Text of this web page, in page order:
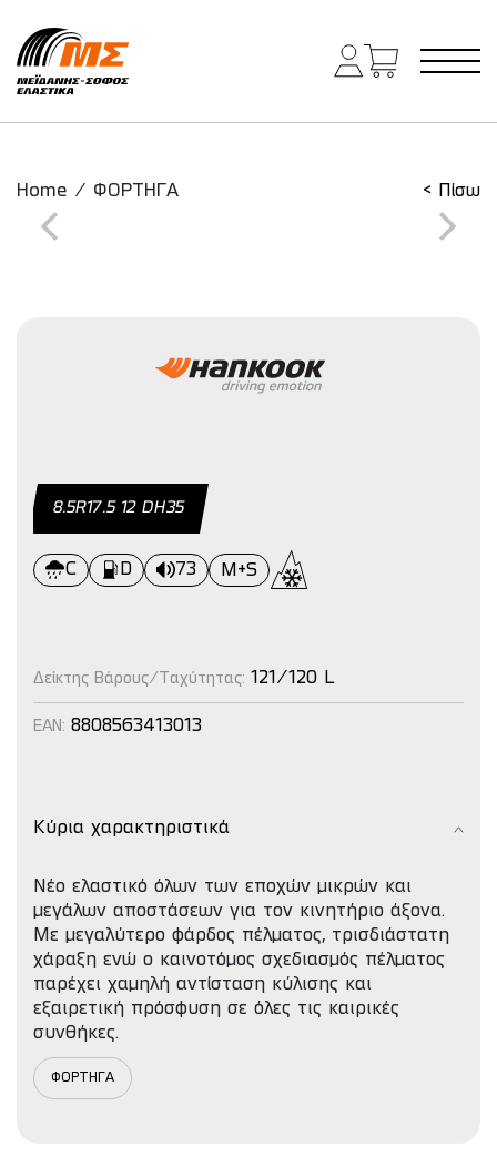
Main Navigation
Home / ΦΟΡΤΗΓΑ < Πίσω
8.5R17.5 12 DΗ35
C D 73 M+S
Δείκτης Βάρους/Ταχύτητας: 121/120 L
EAN: 8808563413013
Κύρια χαρακτηριστικά
Νέο ελαστικό όλων των εποχών μικρών και
μεγάλων αποστάσεων για τον κινητήριο άξονα.
Με μεγαλύτερο φάρδος πέλματος, τρισδιάστατη
χάραξη ενώ ο καινοτόμος σχεδιασμός πέλματος
παρέχει χαμηλή αντίσταση κύλισης και
εξαιρετική πρόσφυση σε όλες τις καιρικές
συνθήκες.
ΦΟΡΤΗΓΑ